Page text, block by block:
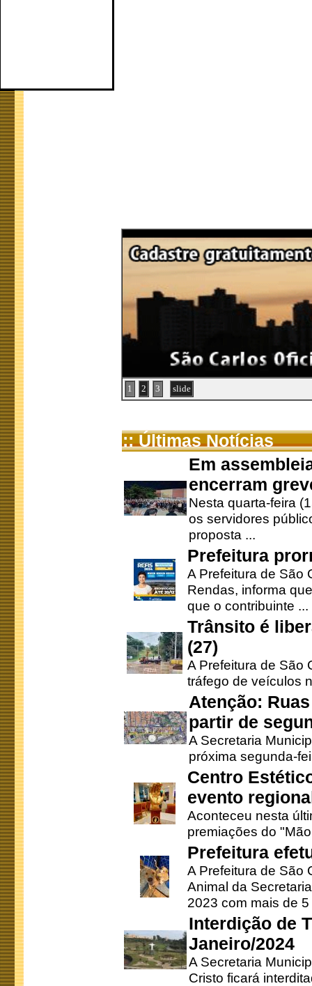
1 2 3 slide
:: Últimas Notícias
Em
encerram
Nesta quarta-feira
os servidores
proposta ...
Prefeitura
A Prefeitura de São
Rendas, informa
que o contribuinte ...
Trânsito é
(27)
A Prefeitura de São
tráfego de veículos
Atenção:
partir de
A Secretaria
próxima segunda-
Centro
evento
Aconteceu nesta
premiações do
Prefeitura
A Prefeitura de São
Animal da
2023 com mais de 5
Interdição de
Janeiro/2024
A Secretaria
Cristo ficará